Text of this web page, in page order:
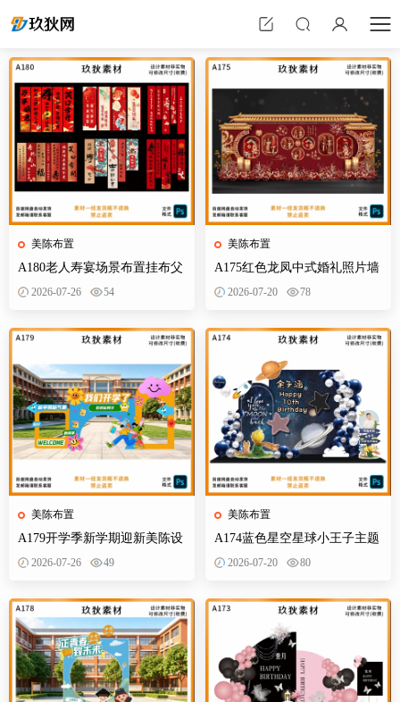
美陈布置
A180老人寿宴场景布置挂布父
母生日装饰寿星60岁帆布条酒
2026-07-26 54
美陈布置
A179开学季新学期迎新美陈设
计素材校园活动布置KT板背景
2026-07-26 49
美陈布置
A175红色龙凤中式婚礼照片墙
婚庆迎宾区背景布置效果图KT
2026-07-20 78
美陈布置
A174蓝色星空星球小王子主题
宝宝宴百天十岁生日舞台设计
2026-07-20 80